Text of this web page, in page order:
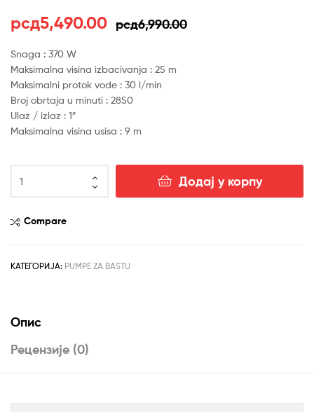
рсд6,990.00
Оригинална
цена
је
била:
рсд6,990.00.
рсд5,490.00
Тренутна
цена
је:
рсд5,490.00.
Snaga : 370 W
Maksimalna visina izbacivanja : 25 m
Maksimalni protok vode : 30 l/min
Broj obrtaja u minuti : 2850
Ulaz / izlaz : 1″
Maksimalna visina usisa : 9 m
električna
vodu
60
Додај у корпу
Compare
КАТЕГОРИЈА: PUMPE ZA BASTU
Опис
Рецензије (0)